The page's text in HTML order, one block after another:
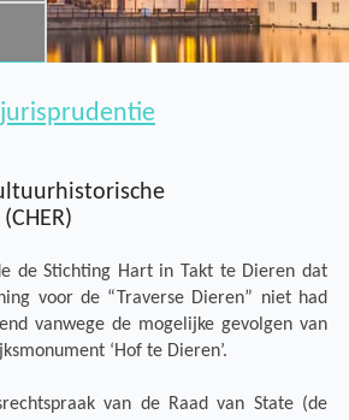
jurisprudentie
de Stichting Hart in Takt te Dieren dat
voor de “Traverse Dieren” niet had
vanwege de mogelijke gevolgen van
‘Hof te Dieren’.
van de Raad van State (de